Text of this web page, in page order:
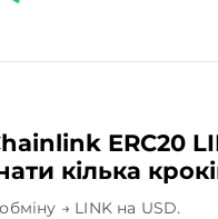
ERC20
кілька
→ LINK на USD.